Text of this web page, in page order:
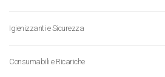
Igienizzanti e Sicurezza
Consumabili e Ricariche